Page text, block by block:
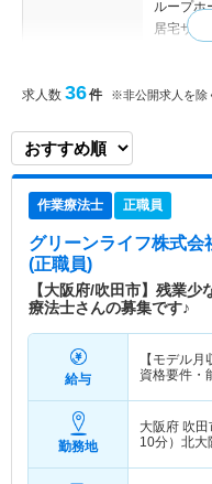
ループホ
居宅サー
の一員と
求人数 36件 ※非公開求人を除
作業療法士 正職員
グリーンライフ株式会
(正職員)
【大阪府/吹田市】残業
療法士さんの募集です♪
給与
【モデル月
資格要件・
勤務地
大阪府 吹田
10分）北大